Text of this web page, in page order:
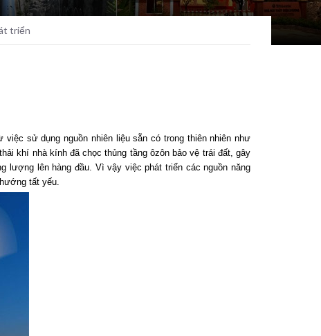
triển
sử dụng nguồn nhiên liệu sẵn có trong thiên nhiên như
khí nhà kính đã chọc thủng tầng ôzôn bảo vệ trái đất, gây
lượng lên hàng đầu. Vì vậy việc phát triển các nguồn năng
tất yếu.